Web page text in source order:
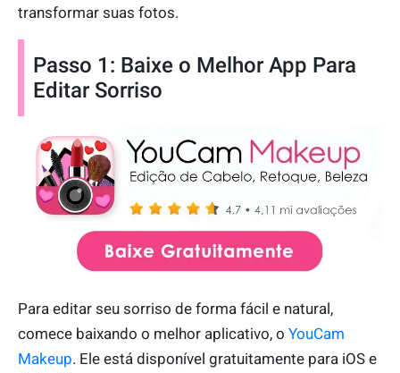
transformar suas fotos.
Passo 1: Baixe o Melhor App Para
Editar Sorriso
Para editar seu sorriso de forma fácil e natural,
comece baixando o melhor aplicativo, o YouCam
Makeup. Ele está disponível gratuitamente para iOS e